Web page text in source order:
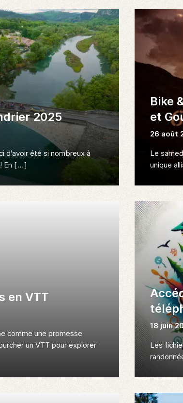
2025
d’avoir été si nombreux à
! En […]
Bike
et
26 août
Le
unique
en VTT
comme une promesse
un VTT pour explorer
18 juin
Les